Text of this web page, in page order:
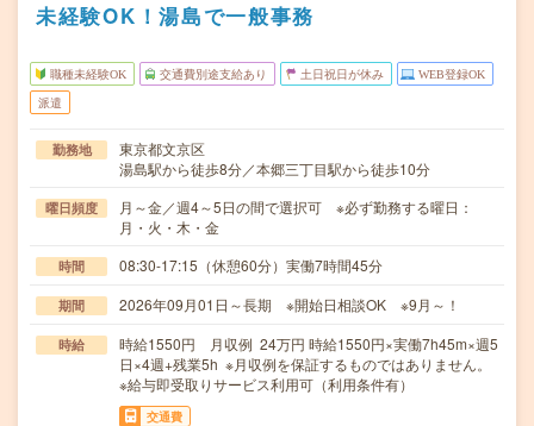
未経験OK！湯島で一般事務
職種未経験OK 交通費別途支給あり 土日祝日が休み WEB登録OK
派遣
勤務地
東京都文京区
湯島駅から徒歩8分／本郷三丁目駅から徒歩10分
曜日頻度
月～金／週4～5日の間で選択可 ※必ず勤務する曜日：
月・火・木・金
時間 08:30-17:15（休憩60分）実働7時間45分
期間 2026年09月01日～長期 ※開始日相談OK ※9月～！
時給
時給1550円 月収例 24万円 時給1550円×実働7h45m×週5
日×4週+残業5h ※月収例を保証するものではありません。
※給与即受取りサービス利用可（利用条件有）
交通費